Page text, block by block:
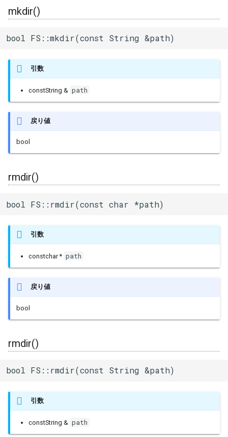
mkdir()
bool FS::mkdir(const String &path)
引数
constString & path
戻り値
bool
rmdir()
bool FS::rmdir(const char *path)
引数
constchar * path
戻り値
bool
rmdir()
bool FS::rmdir(const String &path)
引数
constString & path